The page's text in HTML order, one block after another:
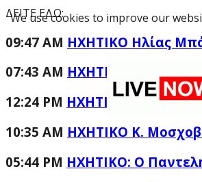
ΔΕΙΤΕ ΕΔΩ:
09:47 AM HXHTIKO Ηλίας
07:43 AM ΗΧΗΤΙΚΟ Μ.
12:24 PM ΗΧΗΤΙΚΟ Ιαβέρης
10:35 AM ΗΧΗΤΙΚΟ Κ.
05:44 PM ΗΧΗΤΙΚΟ: Ο
We use cookies to improve our